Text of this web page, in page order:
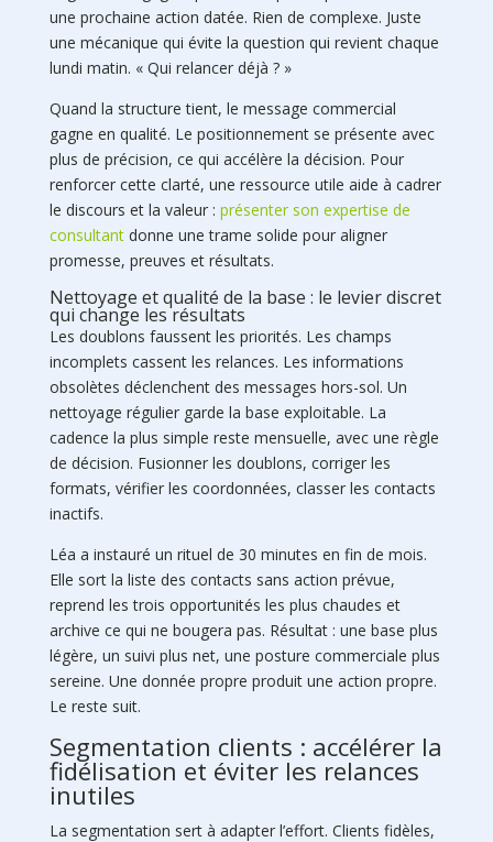
une prochaine action datée. Rien de complexe. Juste
une mécanique qui évite la question qui revient chaque
lundi matin. « Qui relancer déjà ? »
Quand la structure tient, le message commercial
gagne en qualité. Le positionnement se présente avec
plus de précision, ce qui accélère la décision. Pour
renforcer cette clarté, une ressource utile aide à cadrer
le discours et la valeur : présenter son expertise de
consultantdonne une trame solide pour aligner
promesse, preuves et résultats.
Nettoyage et qualité de la base : le levier discret
qui change les résultats
Les doublons faussent les priorités. Les champs
incomplets cassent les relances. Les informations
obsolètes déclenchent des messages hors-sol. Un
nettoyage régulier garde la base exploitable. La
cadence la plus simple reste mensuelle, avec une règle
de décision. Fusionner les doublons, corriger les
formats, vérifier les coordonnées, classer les contacts
inactifs.
Léa a instauré un rituel de 30 minutes en fin de mois.
Elle sort la liste des contacts sans action prévue,
reprend les trois opportunités les plus chaudes et
archive ce qui ne bougera pas. Résultat : une base plus
légère, un suivi plus net, une posture commerciale plus
sereine. Une donnée propre produit une action propre.
Le reste suit.
Segmentation clients : accélérer la
fidélisation et éviter les relances
inutiles
La segmentation sert à adapter l’effort. Clients fidèles,